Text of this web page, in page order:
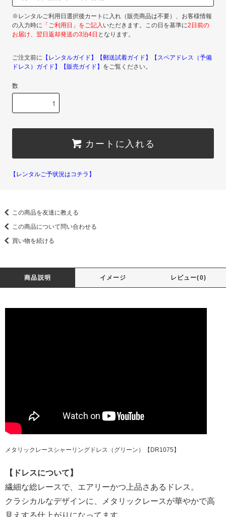
※レンタルご利用日選択後カートに入れ（販売商品は不要）、お客様情報
の入力時に 「ご利用日」をご記入 いただきます。この日を基準に2日前の
お届け、翌日返却発送の3泊4日 となります。
ご注文前に 【レンタルガイド】 【郵送試着ガイド】
【スペアドレス（予備
ドレス）ガイド】
【販売ガイド】 をご覧ください。
数
カートに入れる
【レンタルご予状況はコチラ】
この商品を友達に教える
この商品について問い合わせる
買い物を続ける
商品説明 イメージ レビュー(0)
メタリックレースシャーリングドレス（グリーン）【DR1075】
【ドレスについて】
繊細な総レースで、エアリーかつ上品さあるドレス。
クラシカルなデザインに、メタリックレースが華やかで高